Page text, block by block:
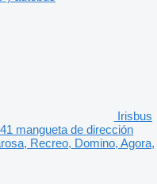
Irisbus
mangueta de dirección
Recreo, Domino, Agora,